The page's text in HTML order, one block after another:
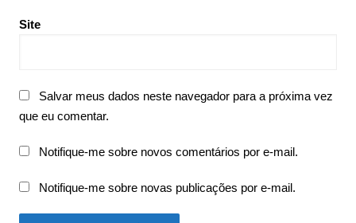
Site
Salvar meus dados neste navegador para a próxima vez
que eu comentar.
Notifique-me sobre novos comentários por e-mail.
Notifique-me sobre novas publicações por e-mail.